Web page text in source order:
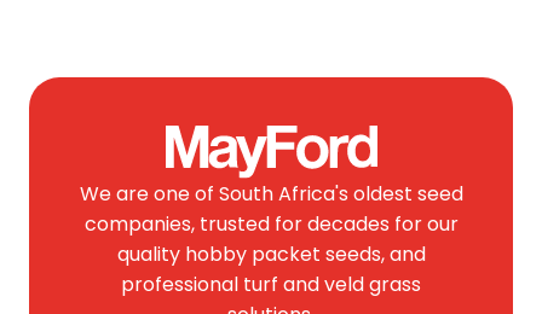
We are one of South Africa's oldest seed
companies, trusted for decades for our
quality hobby packet seeds, and
professional turf and veld grass